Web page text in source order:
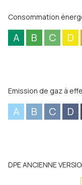
Consommation
A B C D
Emission de gaz à
A B C D
DPE ANCIENNE